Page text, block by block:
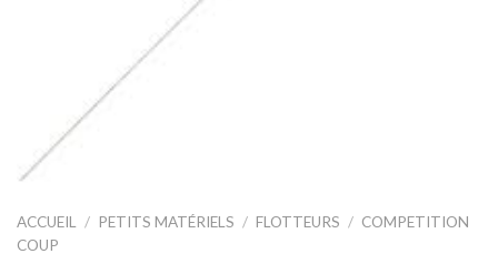
ACCUEIL / PETITS MATÉRIELS / FLOTTEURS / COMPETITION
COUP